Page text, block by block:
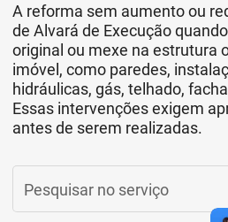
A reforma sem aumento ou
de Alvará de Execução
original ou mexe na estrutura
imóvel, como paredes,
hidráulicas, gás, telhado,
Essas intervenções exigem
antes de serem realizadas.
Pesquisar no serviço